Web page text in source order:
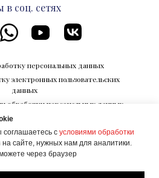
БУДУЩЕГО"
6700027506
на Razvedka.World
обработки персональных данных
электронных пользовательских
данных
персональных данных
в соц. сетях
Mehanik Design
с условиями обработки
сайте, нужных нам для аналитики.
через браузер